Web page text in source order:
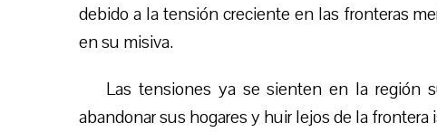
debido a la tensión creciente en las fronteras
en su misiva.
Las tensiones ya se sienten en la región
abandonar sus hogares y huir lejos de la